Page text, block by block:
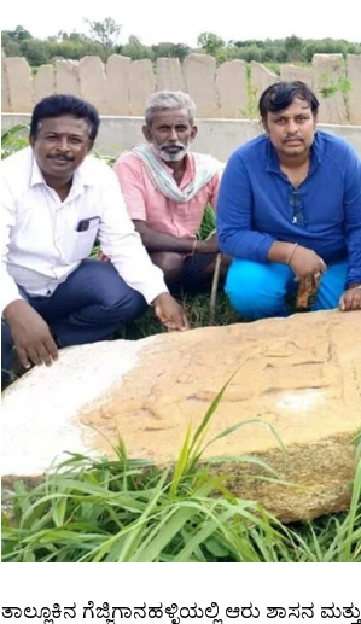
ತಾಲ್ಲೂಕಿನ ಗೆಜ್ಜಿಗಾನಹಳ್ಳಿಯಲ್ಲಿ ಆರು ಶಾಸನ